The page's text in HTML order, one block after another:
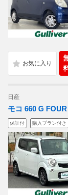
日産
モコ 660 G
保証付 購入プラン付き